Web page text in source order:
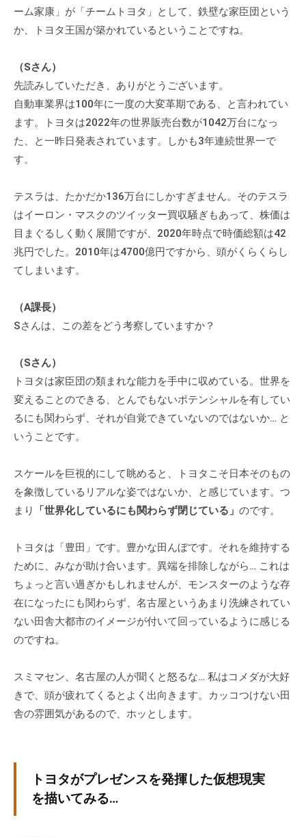
ーム家康」が「チームトヨタ」として、鉄壁な家臣団という
か、トヨタ王国が築かれているということですね。
（Sさん）
先読みしていただき、ありがとうございます。
自動車業界は100年に一度の大変革期である、と言われてい
ます。トヨタは2022年の世界販売台数が1042万台になっ
た、と一昨日発表されています。しかも3年連続世界一で
す。
テスラは、たかだか136万台にしかすぎません。そのテスラ
はイーロン・マスクのツイッター買収騒ぎもあって、株価は
目まぐるしく動く展開ですが、2020年時点で時価総額は42
兆円でした。2010年は4700億円ですから、頭がくらくらし
てしまいます。
（A課長）
Sさんは、この差をどう考察していますか？
（Sさん）
トヨタは家臣団の類まれな能力を手中に収めている。世界を
変えることのできる、とんでもないポテンシャルを有してい
るにも関わらず、それが自覚できていないのではないか… と
いうことです。
スケールを巨視的にして眺めると、トヨタこそ日本そのもの
を象徴しているリアルな姿ではないか、と感じています。つ
まり
「世界化しているにも関わらず閉じている」 のです。
トヨタは「豊田」です。豊かな田んぼです。それを維持する
ために、みなが助け合います。異端を排除しながら… これは
ちょっと言い過ぎかもしれませんが、モンスターのような存
在になったにも関わらず、名古屋というあまり洗練されてい
ない田舎大都市のイメージが付いて回っているように感じる
のですね。
スミマセン、名古屋の人が聞くと怒るな… 私はコメダが大好
きで、頭が疲れてくるとよく出向きます。カッコつけない田
舎の雰囲気があるので、ホッとします。
トヨタがプレゼンスを発揮した仮想現実
を描いてみる…